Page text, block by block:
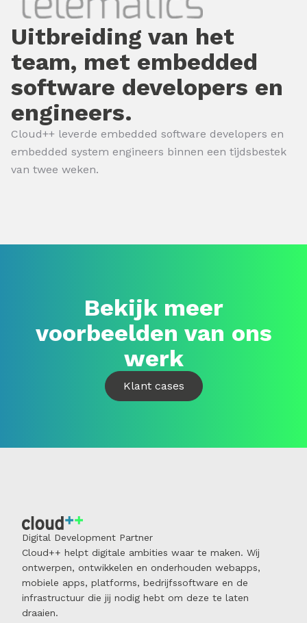
Uitbreiding van het
team, met embedded
software developers en
engineers.
Cloud++ leverde embedded software developers en
embedded system engineers binnen een tijdsbestek
van twee weken.
Bekijk meer
voorbeelden van ons
werk
Klant cases
Digital Development Partner
Cloud++ helpt digitale ambities waar te maken. Wij
ontwerpen, ontwikkelen en onderhouden webapps,
mobiele apps, platforms, bedrijfssoftware en de
infrastructuur die jij nodig hebt om deze te laten
draaien.